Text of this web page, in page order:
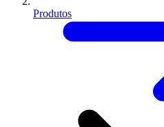
Produtos